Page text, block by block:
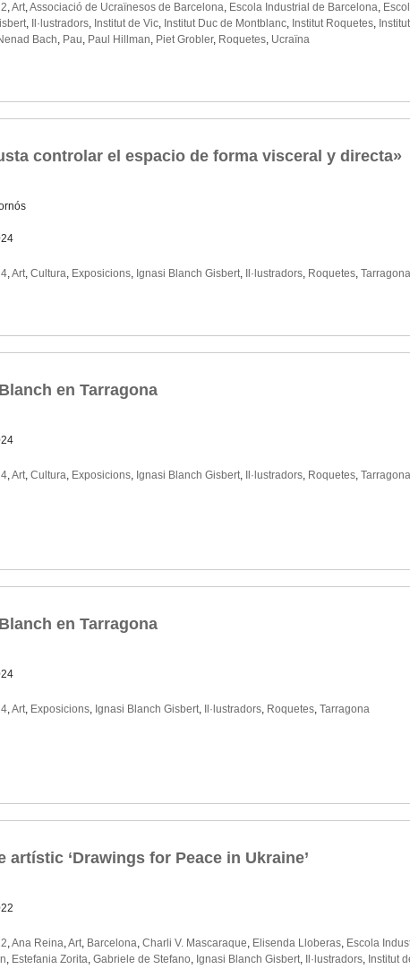
,Art,Associació de Ucraïnesos de Barcelona, Escola Industrial de Barcelona,
, Il·lustradors, Institut de Vic, Institut Duc de Montblanc, Institut Roquetes,
Bach, Pau, Paul Hillman, Piet Grobler, Roquetes, Ucraïna
controlar el espacio de forma visceral y directa»
,Art, Cultura, Exposicions, Ignasi Blanch Gisbert, Il·lustradors, Roquetes, Tarragona
en Tarragona
,Art, Cultura, Exposicions, Ignasi Blanch Gisbert, Il·lustradors, Roquetes, Tarragona
en Tarragona
,Art, Exposicions, Ignasi Blanch Gisbert, Il·lustradors, Roquetes, Tarragona
‘Drawings for Peace in Ukraine’
,Ana Reina,Art, Barcelona, Charli V. Mascaraque, Elisenda Lloberas, Escola
, Estefania Zorita, Gabriele de Stefano, Ignasi Blanch Gisbert, Il·lustradors, Institut